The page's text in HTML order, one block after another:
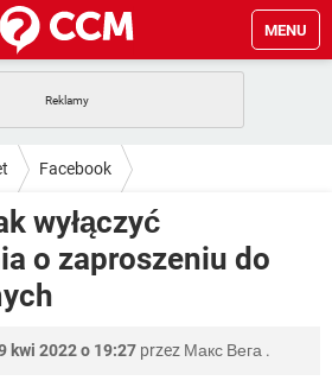
MENU
WHATSAPP
NETFLIX
FACEBOOK
TIKTOK
WHATSAPP
NETFLIX
TIKTOK
WHATSAPP
Facebook
wyłączyć
o zaproszeniu do
kwi 2022 o 19:27 przez Макс Вега .